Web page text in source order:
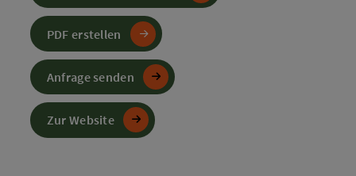
PDF erstellen
Anfrage senden
Zur Website